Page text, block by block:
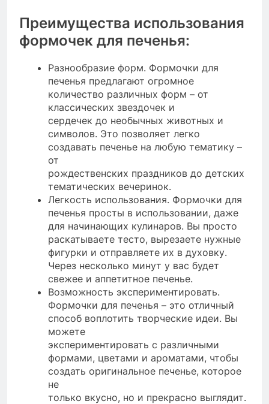
Преимущества использования
формочек для печенья:
Разнообразие форм. Формочки для
печенья предлагают огромное
количество различных форм – от
классических звездочек и
сердечек до необычных животных и
символов. Это позволяет легко
создавать печенье на любую тематику –
от
рождественских праздников до детских
тематических вечеринок.
Легкость использования. Формочки для
печенья просты в использовании, даже
для начинающих кулинаров. Вы просто
раскатываете тесто, вырезаете нужные
фигурки и отправляете их в духовку.
Через несколько минут у вас будет
свежее и аппетитное печенье.
Возможность экспериментировать.
Формочки для печенья – это отличный
способ воплотить творческие идеи. Вы
можете
экспериментировать с различными
формами, цветами и ароматами, чтобы
создать оригинальное печенье, которое
не
только вкусно, но и прекрасно выглядит.